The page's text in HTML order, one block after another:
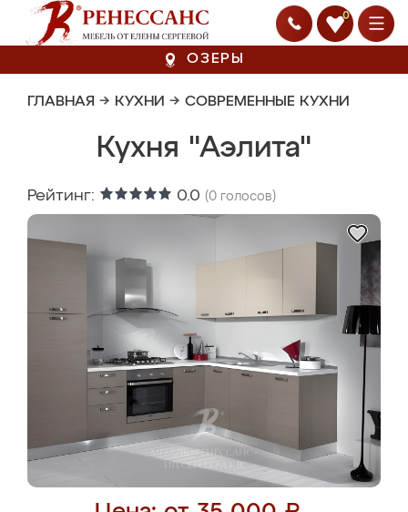
0
ОЗЕРЫ
ГЛАВНАЯ → КУХНИ → СОВРЕМЕННЫЕ КУХНИ
Кухня "Аэлита"
Рейтинг: 0.0 (0 голосов)